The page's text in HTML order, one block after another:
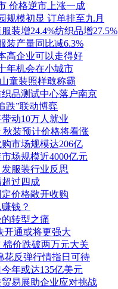
价格逆市上涨一成
规模初显 订单排至九月
装增24.4%纺织品增27.5%
装产量同比减6.3%
高企业可以走得好
年机会在小城市
童装照样敢称霸
品测试中心落户南京
跌”联动博弈
动10万人就业
秋装预计价格将看涨
市场规模达206亿
场规模近4000亿元
服装行业反思
过四成
价格敞开收购
钱？
转型之痛
开通或将更强大
棉价跌破两万元大关
花反弹行情指日可待
年或达135亿美元
易展助企业应对挑战